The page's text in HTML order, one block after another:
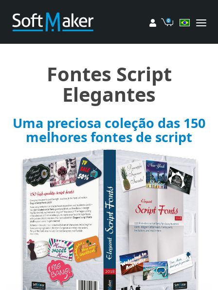
Minha conta
Carrinho
Fontes Script
Elegantes
Uma preciosa coleção das 150
melhores fontes de script